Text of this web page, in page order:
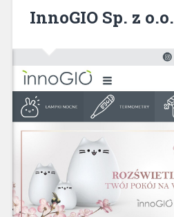
InnoGIO Sp. z o.o.